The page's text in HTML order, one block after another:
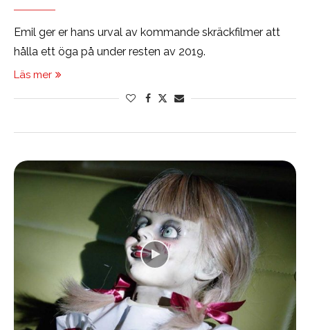
Emil ger er hans urval av kommande skräckfilmer att
hålla ett öga på under resten av 2019.
Läs mer